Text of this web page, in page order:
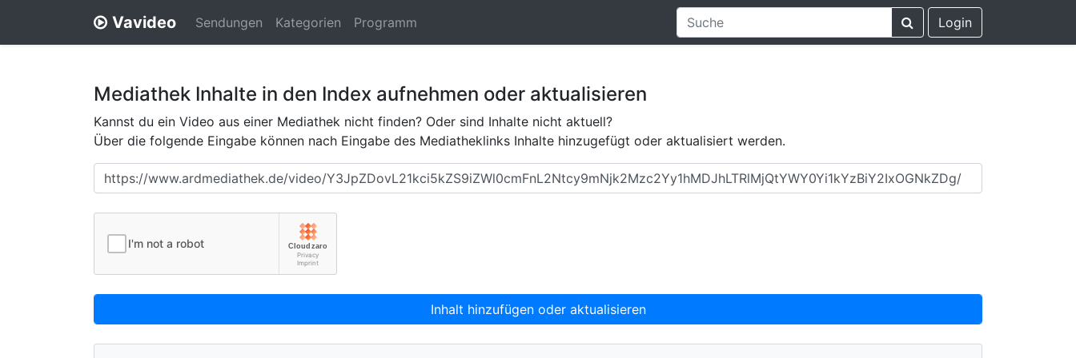
Vavideo Sendungen Kategorien Programm Login
Mediathek Inhalte in den Index aufnehmen oder aktualisieren
Kannst du ein Video aus einer Mediathek nicht finden? Oder sind Inhalte nicht aktuell?
Über die folgende Eingabe können nach Eingabe des Mediatheklinks Inhalte hinzugefügt oder aktualisiert werden.
Inhalt hinzufügen oder aktualisieren